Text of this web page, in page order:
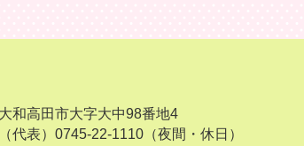
和高田市大字大中98番地4
代表） 0745-22-1110（夜間・休日）